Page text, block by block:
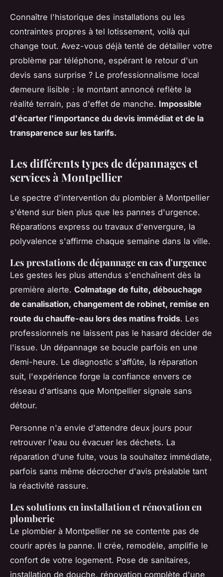
Connaître l'historique des installations ou les
contraintes propres à tel lotissement, voilà qui
change tout. Avez-vous déjà tenté de détailler votre
problème par téléphone, espérant le retour d'un
devis sans surprise ? Le professionnalisme local
demeure lisible : le montant annoncé reflète la
réalité terrain, pas d'effet de manche. Impossible
d'écarter l'importance du devis immédiat et de la
transparence sur les tarifs.
Les différents types de dépannages et
services à Montpellier
Le spectre d'intervention du plombier à Montpellier
s'étend sur bien plus que les pannes d'urgence.
Réparations express ou travaux d'envergure, la
polyvalence s'affirme chaque semaine dans la ville.
Les prestations de dépannage en cas d'urgence
Les gestes les plus attendus s'enchaînent dès la
première alerte. Colmatage de fuite, débouchage
de canalisation, changement de robinet, remise en
route du chauffe-eau lors des matins froids. Les
professionnels ne laissent pas le hasard décider de
l'issue. Un dépannage se boucle parfois en une
demi-heure. Le diagnostic s'affûte, la réparation
suit, l'expérience forge la confiance envers ce
réseau d'artisans que Montpellier signale sans
détour.
Personne n'a envie d'attendre deux jours pour
retrouver l'eau ou évacuer les déchets. La
réparation d'une fuite, vous la souhaitez immédiate,
parfois sans même décrocher d'avis préalable tant
la réactivité rassure.
Les solutions en installation et rénovation en
plomberie
Le plombier à Montpellier ne se contente pas de
courir après la panne. Il crée, remodèle, amplifie le
confort de votre logement. Pose de sanitaires,
installation de douche, rénovation complète d'une